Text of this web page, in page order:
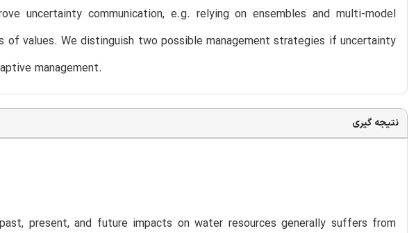
uncertainty communication, e.g. relying on ensembles and multi-model
of values. We distinguish two possible management strategies if uncertainty
management.
نتیجه گیری
present, and future impacts on water resources generally suffers from